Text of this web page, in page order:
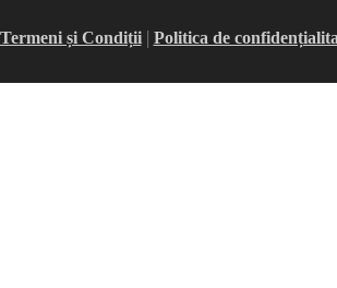
Termeni și Condiții| Politica de